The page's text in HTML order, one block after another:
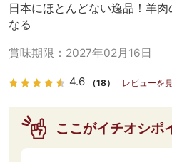
日本にほとんどない逸品！羊
なる
賞味期限： 2027年02月16日
4.6 （18） レビューを
ここがイチオシポ